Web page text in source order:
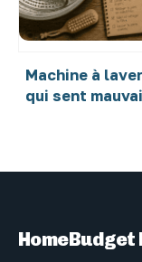
Machine à laver
qui sent
HomeBudget